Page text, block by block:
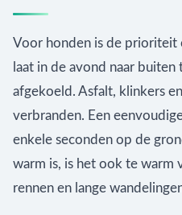
Voor honden is de prioriteit
laat in de avond naar
afgekoeld. Asfalt, klinkers
verbranden. Een
enkele seconden op de
warm is, is het ook te warm
rennen en lange